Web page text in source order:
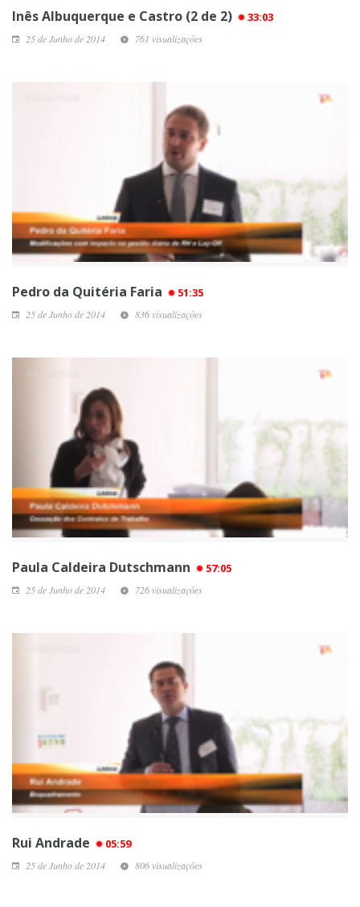
Inês Albuquerque e Castro (2 de 2) 33:03
25 de Junho de 2014 761 visualizações
Pedro da Quitéria Faria 51:35
25 de Junho de 2014 836 visualizações
Paula Caldeira Dutschmann 57:05
25 de Junho de 2014 726 visualizações
Rui Andrade 05:59
25 de Junho de 2014 806 visualizações